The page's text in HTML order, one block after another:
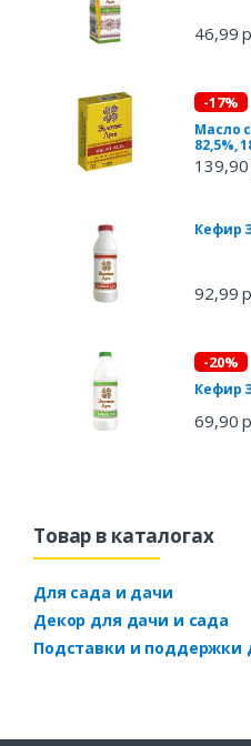
46,99
-17%
Масло
82,5%,
139,90
Кефир
92,99
-20%
Кефир
69,90
Товар в каталогах
Для сада и дачи
Декор для дачи и сада
Подставки и поддержки